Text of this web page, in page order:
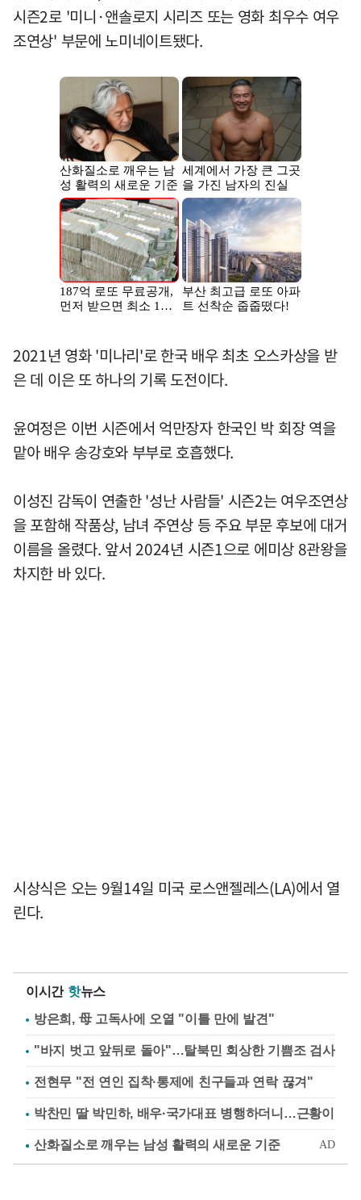
시즌2로 '미니·앤솔로지 시리즈 또는 영화 최우수 여우
조연상' 부문에 노미네이트됐다.
2021년 영화 '미나리'로 한국 배우 최초 오스카상을 받
은 데 이은 또 하나의 기록 도전이다.
윤여정은 이번 시즌에서 억만장자 한국인 박 회장 역을
맡아 배우 송강호와 부부로 호흡했다.
이성진 감독이 연출한 '성난 사람들' 시즌2는 여우조연상
을 포함해 작품상, 남녀 주연상 등 주요 부문 후보에 대거
이름을 올렸다. 앞서 2024년 시즌1으로 에미상 8관왕을
차지한 바 있다.
시상식은 오는 9월14일 미국 로스앤젤레스(LA)에서 열
린다.
이시간 핫뉴스
방은희, 母 고독사에 오열 "이틀 만에 발견"
"바지 벗고 앞뒤로 돌아"…탈북민 회상한 기쁨조 검사
전현무 "전 연인 집착·통제에 친구들과 연락 끊겨"
박찬민 딸 박민하, 배우·국가대표 병행하더니…근황이